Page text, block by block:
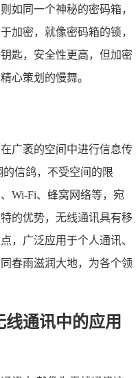
如同一个神秘的密码箱，
加密，就像密码箱的锁，
匙，安全性更高，但加密
心策划的慢舞。
广袤的空间中进行信息传
信鸽，不受空间的限
Wi-Fi、蜂窝网络等，宛
的优势，无线通讯具有移
，广泛应用于个人通讯、
春雨滋润大地，为各个领
线通讯中的应用